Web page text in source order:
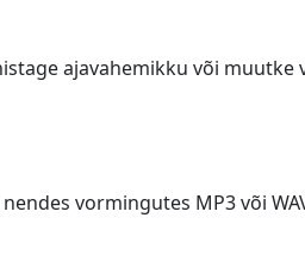
ajavahemikku või muutke
vormingutes MP3 või